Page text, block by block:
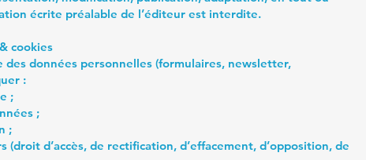
écrite préalable de l’éditeur est interdite.
cookies
données personnelles (formulaires, newsletter,
:
;
;
;
(droit d’accès, de rectification, d’effacement, d’opposition, de